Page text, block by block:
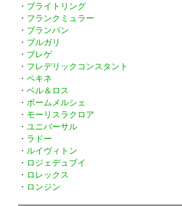
・ ブライトリング
・ フランクミュラー
・ ブランパン
・ ブルガリ
・ ブレゲ
・ フレデリックコンスタント
・ ペキネ
・ ベル＆ロス
・ ボームメルシェ
・ モーリスラクロア
・ ユニバーサル
・ ラドー
・ ルイヴィトン
・ ロジェデュブイ
・ ロレックス
・ ロンジン